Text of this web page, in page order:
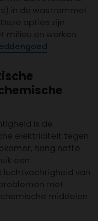
in de wastrommel
opties zijn
milieu en werken
is de
elektriciteit tegen
hang natte
een
luchtvochtigheid van
met
middelen